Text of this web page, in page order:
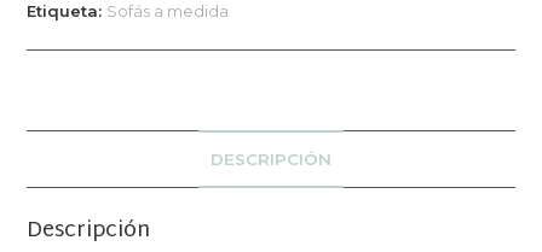
Etiqueta: Sofás a medida
DESCRIPCIÓN
Descripción